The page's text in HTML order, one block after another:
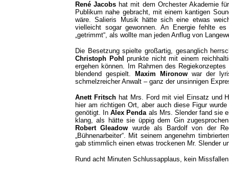
René Jacobs hat mit dem Orchester Akademie
Publikum nahe gebracht, mit einem kantigen
wäre. Salieris Musik hätte sich eine etwas
vielleicht sogar gewonnen. An Energie fehlte
„getrimmt“, als wollte man jeden Anflug von
Die Besetzung spielte großartig, gesanglich
Christoph Pohlprunkte nicht mit einem
ergehen können. Im Rahmen des
blendend gespielt.
Maxim Mironow war der
schmelzreicher Anwalt – ganz der unsinnigen
Anett Fritschhat Mrs. Ford mit viel Einsatz und
hier am richtigen Ort, aber auch diese Figur
genötigt. InAlex Pendaals Mrs. Slender fand sie
klang, als hätte sie üppig dem Gin
Robert Gleadow wurde als Bardolf von der
„Bühnenarbeiter“. Mit seinem angenehm
gab stimmlich einen etwas trockenen Mr. Slender
Rund acht Minuten Schlussapplaus, kein